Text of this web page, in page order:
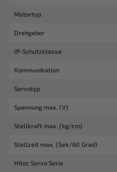
Motortyp
Drehgeber
IP-Schutzklasse
Kommunikation
Servotyp
Spannung max. (V)
Stellkraft max. (kg/cm)
Stellzeit max. (Sek/60 Grad)
Hitec Servo Serie